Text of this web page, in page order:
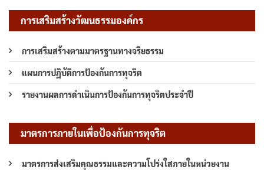
การเสริมสร้างวัฒนธรรมองค์กร
การเสริมสร้างตามมาตรฐานทางจริยธรรม
แผนการปฏิบัติการป้องกันการทุจริต
รายงานผลการดำเนินการป้องกันการทุจริตประจำปี
มาตรการภายในเพื่อป้องกันการทุจริต
มาตรการส่งเสริมคุณธรรมและความโปร่งใสภายในหน่วยงาน